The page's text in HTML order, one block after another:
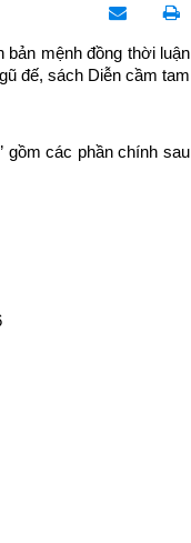
bản mệnh đồng thời luận
đế, sách Diễn cầm tam
gồm các phần chính sau